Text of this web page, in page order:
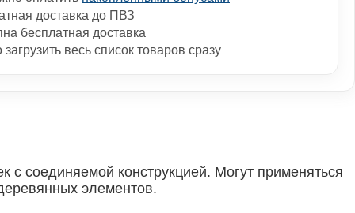
доставка до ПВЗ
бесплатная доставка
весь список товаров сразу
соединяемой конструкцией. Могут применяться
элементов.